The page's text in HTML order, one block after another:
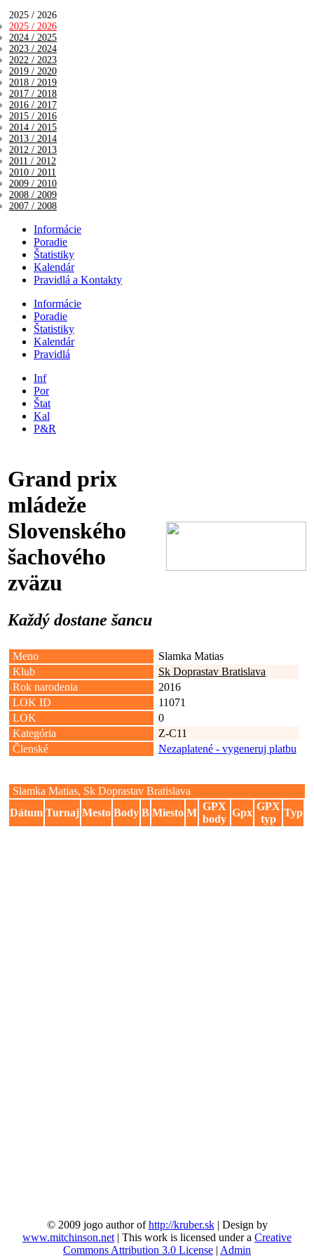
2025 / 2026
2025 / 2026
2024 / 2025
2023 / 2024
2022 / 2023
2019 / 2020
2018 / 2019
2017 / 2018
2016 / 2017
2015 / 2016
2014 / 2015
2013 / 2014
2012 / 2013
2011 / 2012
2010 / 2011
2009 / 2010
2008 / 2009
2007 / 2008
Informácie
Poradie
Štatistiky
Kalendár
Pravidlá a Kontakty
Informácie
Poradie
Štatistiky
Kalendár
Pravidlá
Inf
Por
Štat
Kal
P&R
Grand prix
mládeže
Slovenského
šachového
zväzu
Každý dostane šancu
Meno
Slamka Matias
Klub
Sk Doprastav Bratislava
Rok narodenia
2016
LOK ID
11071
LOK
0
Kategória
Z-C11
Členské
Nezaplatené - vygeneruj platbu
Slamka Matias, Sk Doprastav Bratislava
Dátum Turnaj Mesto Body B Miesto M
GPX
body
Gpx
GPX
typ
Typ
© 2009 jogo author ofhttp://kruber.sk| Design by
www.mitchinson.net | This work is licensed under a Creative
Commons Attribution 3.0 License | Admin